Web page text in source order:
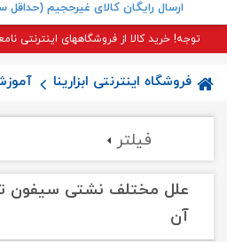
ارسال رایگان کالای غیرحجیم (حداقل سفارش ۳۰
توجه! خرید کالا از فروشگاههای اینترنتی
فروشگاه اینترنتی ابزارینا
فیلتر
علل مختلف نشتی سیفون
آن